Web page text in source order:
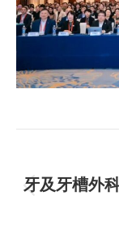
章
牙及牙槽外